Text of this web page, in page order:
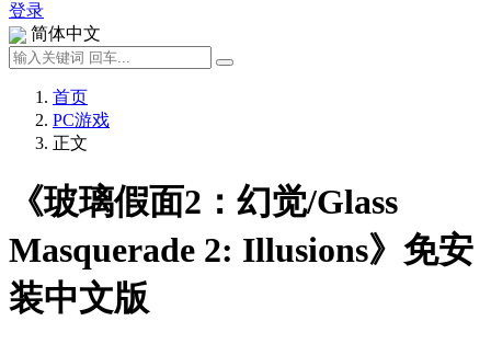
登录
简体中文
首页
PC游戏
正文
《玻璃假面2：幻觉/Glass
Masquerade 2: Illusions》免安
装中文版